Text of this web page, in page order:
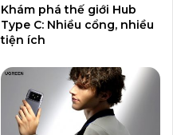
Khám phá thế giới Hub
Type C: Nhiều cổng, nhiều
tiện ích